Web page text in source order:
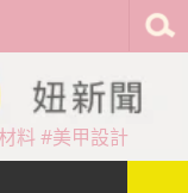
料 #美甲設計